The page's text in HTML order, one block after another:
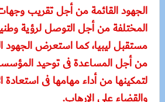
الجهود القائمة من أجل تقريب
المختلفة من أجل التوصل لرؤية
مستقبل ليبيا، كما استعرض الجهود
من أجل المساعدة فى توحيد المؤسسة
لتمكينها من أداء مهامها فى استعادة